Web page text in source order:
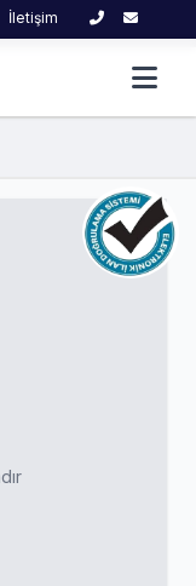
İletişim